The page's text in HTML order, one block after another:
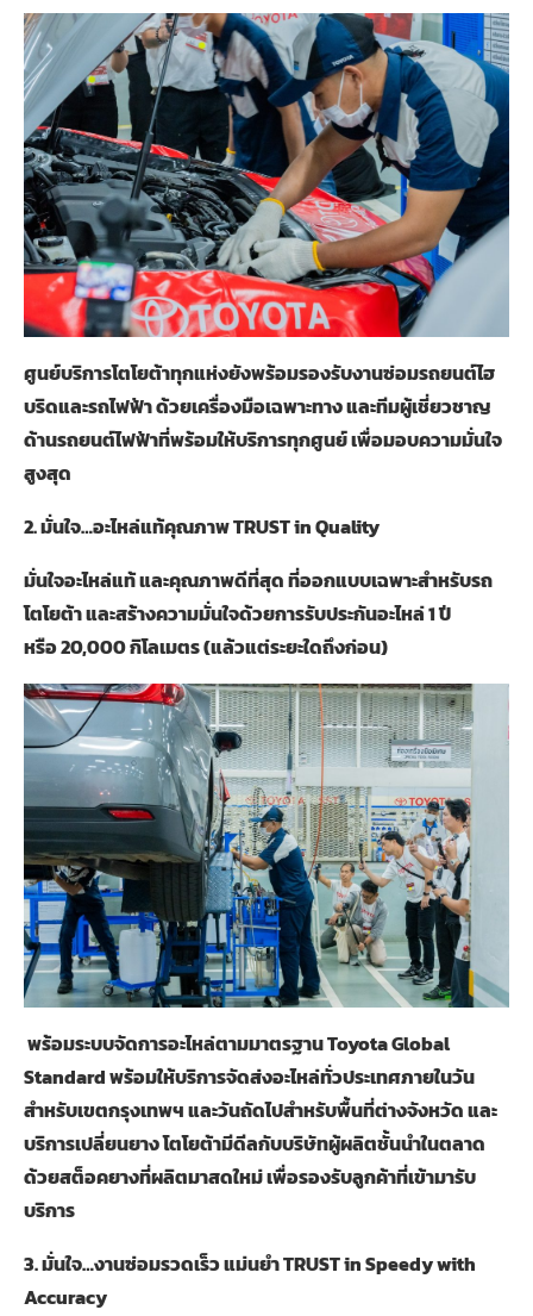
ศูนย์บริการโตโยต้าทุกแห่งยังพร้อมรองรับงานซ่อมรถยนต์ไฮ
บริดและรถไฟฟ้า ด้วยเครื่องมือเฉพาะทาง และทีมผู้เชี่ยวชาญ
ด้านรถยนต์ไฟฟ้าที่พร้อมให้บริการทุกศูนย์ เพื่อมอบความมั่นใจ
สูงสุด
2.มั่นใจ…อะไหล่แท้คุณภาพTRUST in Quality
มั่นใจอะไหล่แท้ และคุณภาพดีที่สุด ที่ออกแบบเฉพาะสำหรับรถ
โตโยต้า และสร้างความมั่นใจด้วยการรับประกันอะไหล่1ปี
หรือ20,000กิโลเมตร (แล้วแต่ระยะใดถึงก่อน)
พร้อมระบบจัดการอะไหล่ตามมาตรฐานToyota Global
Standardพร้อมให้บริการจัดส่งอะไหล่ทั่วประเทศภายในวัน
สำหรับเขตกรุงเทพฯ และวันถัดไปสำหรับพื้นที่ต่างจังหวัด และ
บริการเปลี่ยนยาง โตโยต้ามีดีลกับบริษัทผู้ผลิตชั้นนำในตลาด
ด้วยสต็อคยางที่ผลิตมาสดใหม่ เพื่อรองรับลูกค้าที่เข้ามารับ
บริการ
3.มั่นใจ…งานซ่อมรวดเร็ว แม่นยำTRUST in Speedy with
Accuracy